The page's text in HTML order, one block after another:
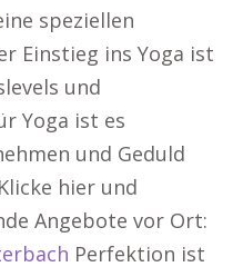
speziellen
Einstieg ins Yoga ist
und
Yoga ist es
und Geduld
hier und
Angebote vor Ort:
Perfektion ist